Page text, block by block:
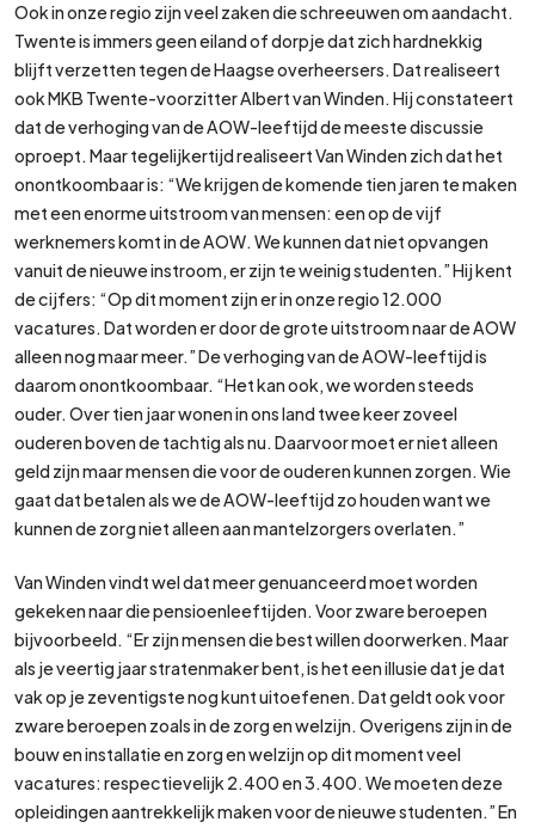
Ook in onze regio zijn veel zaken die schreeuwen om aandacht.
Twente is immers geen eiland of dorpje dat zich hardnekkig
blijft verzetten tegen de Haagse overheersers. Dat realiseert
ook MKB Twente-voorzitter Albert van Winden. Hij constateert
dat de verhoging van de AOW-leeftijd de meeste discussie
oproept. Maar tegelijkertijd realiseert Van Winden zich dat het
onontkoombaar is: “We krijgen de komende tien jaren te maken
met een enorme uitstroom van mensen: een op de vijf
werknemers komt in de AOW. We kunnen dat niet opvangen
vanuit de nieuwe instroom, er zijn te weinig studenten.” Hij kent
de cijfers: “Op dit moment zijn er in onze regio 12.000
vacatures. Dat worden er door de grote uitstroom naar de AOW
alleen nog maar meer.” De verhoging van de AOW-leeftijd is
daarom onontkoombaar. “Het kan ook, we worden steeds
ouder. Over tien jaar wonen in ons land twee keer zoveel
ouderen boven de tachtig als nu. Daarvoor moet er niet alleen
geld zijn maar mensen die voor de ouderen kunnen zorgen. Wie
gaat dat betalen als we de AOW-leeftijd zo houden want we
kunnen de zorg niet alleen aan mantelzorgers overlaten.”
Van Winden vindt wel dat meer genuanceerd moet worden
gekeken naar die pensioenleeftijden. Voor zware beroepen
bijvoorbeeld. “Er zijn mensen die best willen doorwerken. Maar
als je veertig jaar stratenmaker bent, is het een illusie dat je dat
vak op je zeventigste nog kunt uitoefenen. Dat geldt ook voor
zware beroepen zoals in de zorg en welzijn. Overigens zijn in de
bouw en installatie en zorg en welzijn op dit moment veel
vacatures: respectievelijk 2.400 en 3.400. We moeten deze
opleidingen aantrekkelijk maken voor de nieuwe studenten.” En